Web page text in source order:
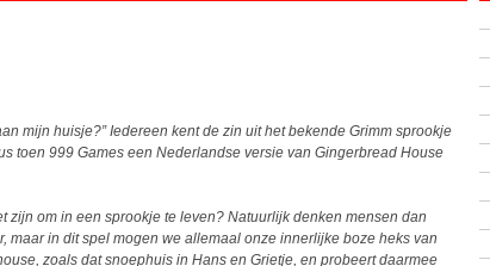
mijn huisje?” Iedereen kent de zin uit het bekende Grimm sprookje
toen 999 Games een Nederlandse versie van Gingerbread House
zijn om in een sprookje te leven? Natuurlijk denken mensen dan
maar in dit spel mogen we allemaal onze innerlijke boze heks van
zoals dat snoephuis in Hans en Grietje, en probeert daarmee